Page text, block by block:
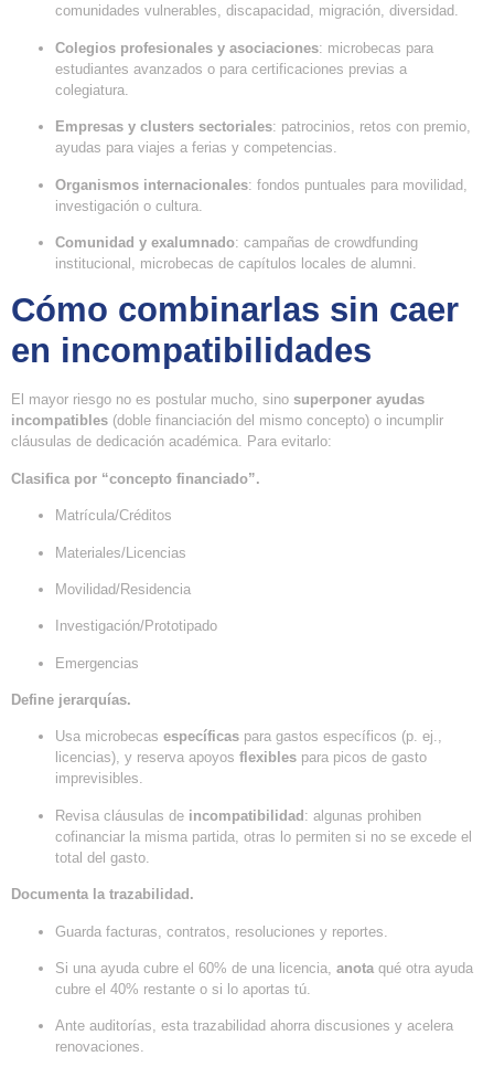
comunidades vulnerables, discapacidad, migración, diversidad.
Colegios profesionales y asociaciones: microbecas para
estudiantes avanzados o para certificaciones previas a
colegiatura.
Empresas y clusters sectoriales: patrocinios, retos con premio,
ayudas para viajes a ferias y competencias.
Organismos internacionales: fondos puntuales para movilidad,
investigación o cultura.
Comunidad y exalumnado: campañas de crowdfunding
institucional, microbecas de capítulos locales de alumni.
Cómo combinarlas sin caer
en incompatibilidades
El mayor riesgo no es postular mucho, sino superponer ayudas
incompatibles (doble financiación del mismo concepto) o incumplir
cláusulas de dedicación académica. Para evitarlo:
Clasifica por “concepto financiado”.
Matrícula/Créditos
Materiales/Licencias
Movilidad/Residencia
Investigación/Prototipado
Emergencias
Define jerarquías.
Usa microbecas específicas para gastos específicos (p. ej.,
licencias), y reserva apoyos flexibles para picos de gasto
imprevisibles.
Revisa cláusulas de incompatibilidad : algunas prohiben
cofinanciar la misma partida, otras lo permiten si no se excede el
total del gasto.
Documenta la trazabilidad.
Guarda facturas, contratos, resoluciones y reportes.
Si una ayuda cubre el 60% de una licencia, anota qué otra ayuda
cubre el 40% restante o si lo aportas tú.
Ante auditorías, esta trazabilidad ahorra discusiones y acelera
renovaciones.